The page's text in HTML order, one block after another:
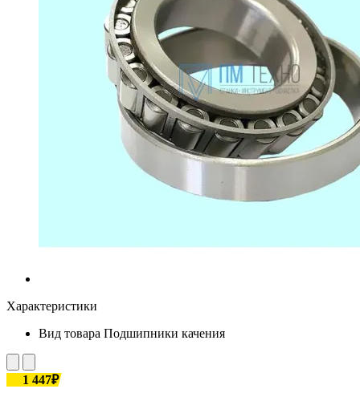
Характеристики
Вид товара Подшипники качения
1 447₽